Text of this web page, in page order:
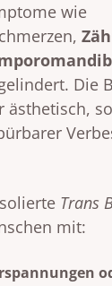
wie
Die
Trans
mit: